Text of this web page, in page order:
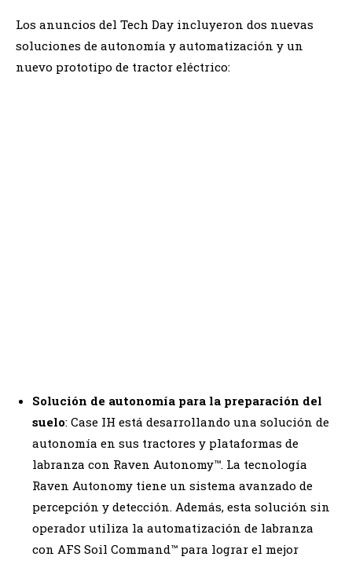
Los anuncios del Tech Day incluyeron dos nuevas
soluciones de autonomía y automatización y un
nuevo prototipo de tractor eléctrico:
Solución de autonomía para la preparación del
suelo: Case IH está desarrollando una solución de
autonomía en sus tractores y plataformas de
labranza con Raven Autonomy™. La tecnología
Raven Autonomy tiene un sistema avanzado de
percepción y detección. Además, esta solución sin
operador utiliza la automatización de labranza
con AFS Soil Command™ para lograr el mejor